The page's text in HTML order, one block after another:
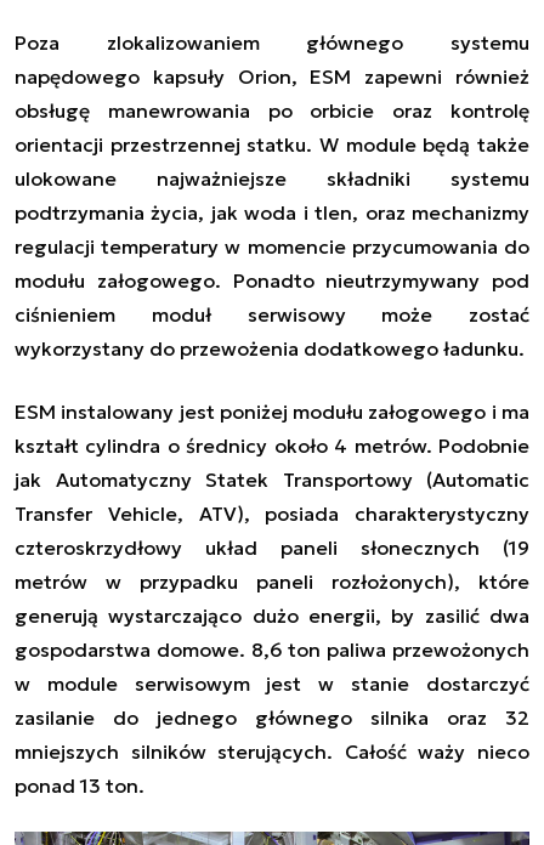
Poza zlokalizowaniem głównego systemu
napędowego kapsułyOrion, ESM zapewni również
obsługę manewrowania po orbicie oraz kontrolę
orientacji przestrzennej statku.W module będą także
ulokowane najważniejsze składniki systemu
podtrzymania życia, jak woda i tlen, oraz mechanizmy
regulacji temperatury w momencie przycumowania do
modułu załogowego. Ponadto nieutrzymywany pod
ciśnieniem moduł serwisowy może zostać
wykorzystany do przewożenia dodatkowego ładunku.
ESM instalowany jest poniżej modułu załogowego i ma
kształt cylindra o średnicy około 4 metrów. Podobnie
jak Automatyczny Statek Transportowy (Automatic
Transfer Vehicle, ATV), posiada charakterystyczny
czteroskrzydłowy układ paneli słonecznych (19
metrów w przypadku paneli rozłożonych), które
generują wystarczająco dużo energii, by zasilić dwa
gospodarstwa domowe. 8,6 ton paliwa przewożonych
w module serwisowym jest w stanie dostarczyć
zasilanie do jednego głównego silnika oraz 32
mniejszych silników sterujących. Całość waży nieco
ponad 13 ton.